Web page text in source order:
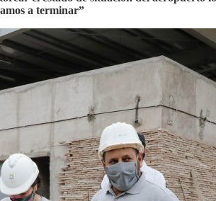
a terminar”